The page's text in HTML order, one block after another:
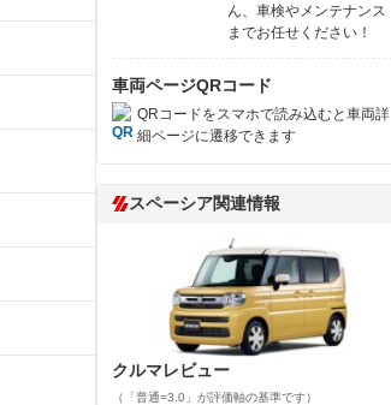
ん、車検やメンテナンス
までお任せください！
車両ページQRコード
QRコードをスマホで読み込むと車両詳
細ページに遷移できます
スペーシア関連情報
クルマレビュー
（「普通=3.0」が評価軸の基準です）